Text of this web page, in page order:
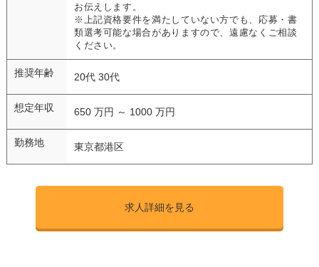
お伝えします。
※上記資格要件を満たしていない方でも、応募・書
類選考可能な場合がありますので、遠慮なくご相談
ください。
推奨年齢 20代 30代
想定年収 650 万円 ～ 1000 万円
勤務地 東京都港区
求人詳細を見る